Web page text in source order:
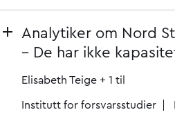
Analytiker om Nord
– De har ikke
Elisabeth Teige + 1 til
Institutt for forsvarsstudier